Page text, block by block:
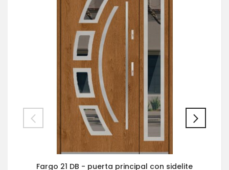
Fargo 21 DB - puerta principal con sidelite